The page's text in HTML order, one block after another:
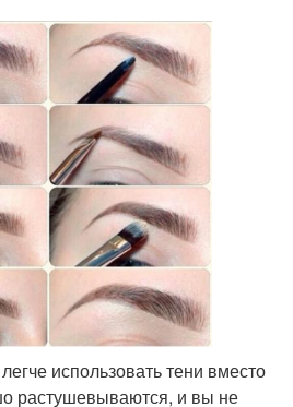
использовать тени вместо
растушевываются, и вы не